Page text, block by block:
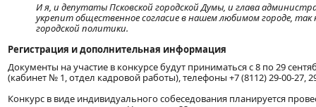
И я, и депутаты Псковской городской Думы, и глава
укрепит общественное согласие в нашем любимом городе,
городской политики.
Регистрация и дополнительная информация
Документы на участие в конкурсе будут приниматься с 8 по 29
(кабинет № 1, отдел кадровой работы), телефоны +7 (8112) 29-00-27,
Конкурс в виде индивидуального собеседования планируется